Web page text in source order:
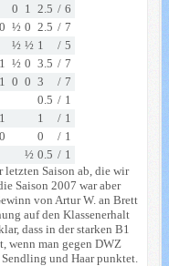
0 1 2.5 / 6
0 ½ 0 2.5 / 7
½ ½ 1 / 5
1 ½ 0 3.5 / 7
1 0 0 3 / 7
0.5 / 1
1 1 / 1
0 0 / 1
½ 0.5 / 1
letzten Saison ab, die wir
Saison 2007 war aber
von Artur W. an Brett
auf den Klassenerhalt
dass in der starken B1
wenn man gegen DWZ
und Haar punktet.